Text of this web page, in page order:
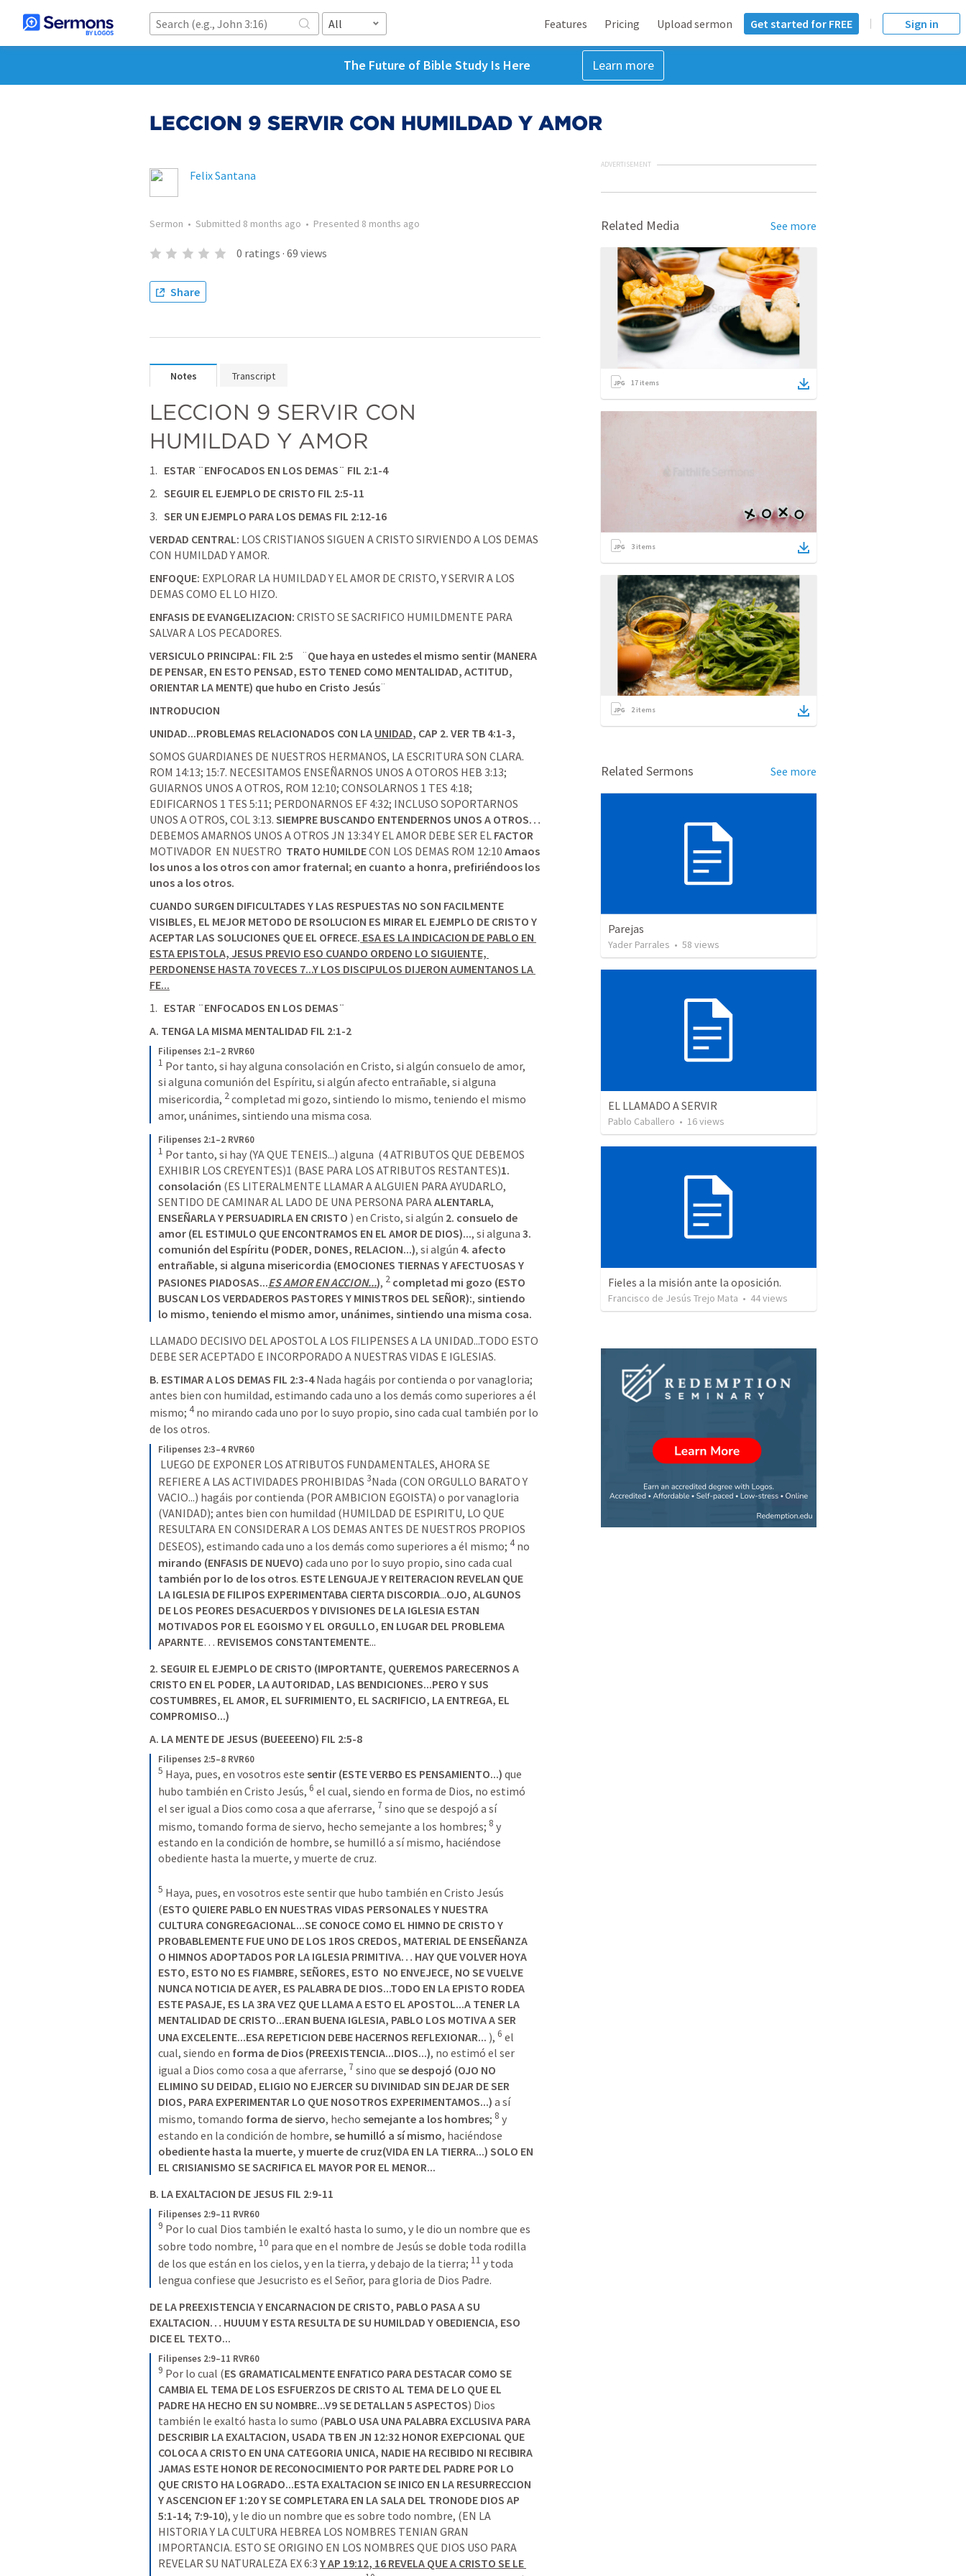
All Features Pricing Upload sermon Get started for FREE Sign in
The Future of Bible Study Is Here Learn more
LECCION 9 SERVIR CON HUMILDAD Y AMOR
Felix Santana
Sermon • Submitted 8 months ago • Presented 8 months ago
0 ratings · 69 views
Share
Notes Transcript
LECCION 9 SERVIR CON
HUMILDAD Y AMOR
ESTAR ¨ENFOCADOS EN LOS DEMAS¨ FIL 2:1-4
SEGUIR EL EJEMPLO DE CRISTO FIL 2:5-11
SER UN EJEMPLO PARA LOS DEMAS FIL 2:12-16
VERDAD CENTRAL: LOS CRISTIANOS SIGUEN A CRISTO SIRVIENDO A LOS DEMAS
CON HUMILDAD Y AMOR.
ENFOQUE: EXPLORAR LA HUMILDAD Y EL AMOR DE CRISTO, Y SERVIR A LOS
DEMAS COMO EL LO HIZO.
ENFASIS DE EVANGELIZACION: CRISTO SE SACRIFICO HUMILDMENTE PARA
SALVAR A LOS PECADORES.
VERSICULO PRINCIPAL: FIL 2:5 ¨Que haya en ustedes el mismo sentir (MANERA
DE PENSAR, EN ESTO PENSAD, ESTO TENED COMO MENTALIDAD, ACTITUD,
ORIENTAR LA MENTE) que hubo en Cristo Jesús¨
INTRODUCION
UNIDAD...PROBLEMAS RELACIONADOS CON LA UNIDAD, CAP 2. VER TB 4:1-3,
ROM 14:13; 15:7. NECESITAMOS ENSEÑARNOS UNOS A OTOROS HEB 3:13;
GUIARNOS UNOS A OTROS, ROM 12:10; CONSOLARNOS 1 TES 4:18;
EDIFICARNOS 1 TES 5:11; PERDONARNOS EF 4:32; INCLUSO SOPORTARNOS
UNOS A OTROS, COL 3:13.
DEBEMOS AMARNOS UNOS A OTROS JN 13:34 Y EL AMOR DEBE SER EL FACTOR
MOTIVADOR  EN NUESTRO TRATO HUMILDE CON LOS DEMAS ROM 12:10 Amaos
los unos a los otros con amor fraternal; en cuanto a honra, prefiriéndoos los
unos a los otros.
CUANDO SURGEN DIFICULTADES Y LAS RESPUESTAS NO SON FACILMENTE
VISIBLES, EL MEJOR METODO DE RSOLUCION ES MIRAR EL EJEMPLO DE CRISTO Y
ACEPTAR LAS SOLUCIONES QUE EL OFRECE. ESA ES LA INDICACION DE PABLO EN
ESTA EPISTOLA, JESUS PREVIO ESO CUANDO ORDENO LO SIGUIENTE,
PERDONENSE HASTA 70 VECES 7...Y LOS DISCIPULOS DIJERON AUMENTANOS LA
FE...
ESTAR ¨ENFOCADOS EN LOS DEMAS¨
A. TENGA LA MISMA MENTALIDAD FIL 2:1-2
Filipenses 2:1–2 RVR60
1 Por tanto, si hay alguna consolación en Cristo, si algún consuelo de amor,
si alguna comunión del Espíritu, si algún afecto entrañable, si alguna
misericordia, 2 completad mi gozo, sintiendo lo mismo, teniendo el mismo
amor, unánimes, sintiendo una misma cosa.
Filipenses 2:1–2 RVR60
1 Por tanto, si hay (YA QUE TENEIS...) alguna  (4 ATRIBUTOS QUE DEBEMOS
EXHIBIR LOS CREYENTES)1 (BASE PARA LOS ATRIBUTOS RESTANTES)1.
consolación (ES LITERALMENTE LLAMAR A ALGUIEN PARA AYUDARLO,
SENTIDO DE CAMINAR AL LADO DE UNA PERSONA PARA ALENTARLA,
ENSEÑARLA Y PERSUADIRLA EN CRISTO ) en Cristo, si algún 2. consuelo de
amor (EL ESTIMULO QUE ENCONTRAMOS EN EL AMOR DE DIOS)..., si alguna 3.
comunión del Espíritu (PODER, DONES, RELACION...), si algún 4. afecto
entrañable, si alguna misericordia (EMOCIONES TIERNAS Y AFECTUOSAS Y
PASIONES PIADOSAS...ES AMOR EN ACCION...), 2 completad mi gozo (ESTO
BUSCAN LOS VERDADEROS PASTORES Y MINISTROS DEL SEÑOR):, sintiendo
lo mismo, teniendo el mismo amor, unánimes, sintiendo una misma cosa.
LLAMADO DECISIVO DEL APOSTOL A LOS FILIPENSES A LA UNIDAD...TODO ESTO
DEBE SER ACEPTADO E INCORPORADO A NUESTRAS VIDAS E IGLESIAS.
B. ESTIMAR A LOS DEMAS FIL 2:3-4 Nada hagáis por contienda o por vanagloria;
antes bien con humildad, estimando cada uno a los demás como superiores a él
mismo; 4 no mirando cada uno por lo suyo propio, sino cada cual también por lo
de los otros.
Filipenses 2:3–4 RVR60
LUEGO DE EXPONER LOS ATRIBUTOS FUNDAMENTALES, AHORA SE
REFIERE A LAS ACTIVIDADES PROHIBIDAS 3Nada (CON ORGULLO BARATO Y
VACIO...) hagáis por contienda (POR AMBICION EGOISTA) o por vanagloria
(VANIDAD); antes bien con humildad (HUMILDAD DE ESPIRITU, LO QUE
RESULTARA EN CONSIDERAR A LOS DEMAS ANTES DE NUESTROS PROPIOS
DESEOS), estimando cada uno a los demás como superiores a él mismo; 4
mirando (ENFASIS DE NUEVO)
también por lo de los otros. ESTE LENGUAJE Y REITERACION REVELAN QUE
LA IGLESIA DE FILIPOS EXPERIMENTABA CIERTA DISCORDIA...OJO, ALGUNOS
DE LOS PEORES DESACUERDOS Y DIVISIONES DE LA IGLESIA ESTAN
MOTIVADOS POR EL EGOISMO Y EL ORGULLO, EN LUGAR DEL PROBLEMA
APARNTE… REVISEMOS CONSTANTEMENTE...
2. SEGUIR EL EJEMPLO DE CRISTO (IMPORTANTE, QUEREMOS PARECERNOS A
CRISTO EN EL PODER, LA AUTORIDAD, LAS BENDICIONES...PERO Y SUS
COSTUMBRES, EL AMOR, EL SUFRIMIENTO, EL SACRIFICIO, LA ENTREGA, EL
COMPROMISO...)
A. LA MENTE DE JESUS (BUEEEENO) FIL 2:5-8
Filipenses 2:5–8 RVR60
5 Haya, pues, en vosotros este sentir (ESTE VERBO ES PENSAMIENTO...) que
hubo también en Cristo Jesús, 6 el cual, siendo en forma de Dios, no estimó
el ser igual a Dios como cosa a que aferrarse, 7 sino que se despojó a sí
mismo, tomando forma de siervo, hecho semejante a los hombres; 8 y
estando en la condición de hombre, se humilló a sí mismo, haciéndose
5 Haya, pues, en vosotros este sentir que hubo también en Cristo Jesús
(ESTO QUIERE PABLO EN NUESTRAS VIDAS PERSONALES Y NUESTRA
CULTURA CONGREGACIONAL...SE CONOCE COMO EL HIMNO DE CRISTO Y
PROBABLEMENTE FUE UNO DE LOS 1ROS CREDOS, MATERIAL DE ENSEÑANZA
O HIMNOS ADOPTADOS POR LA IGLESIA PRIMITIVA… HAY QUE VOLVER HOYA
ESTO, ESTO NO ES FIAMBRE, SEÑORES, ESTO  NO ENVEJECE, NO SE VUELVE
NUNCA NOTICIA DE AYER, ES PALABRA DE DIOS...TODO EN LA EPISTO RODEA
ESTE PASAJE, ES LA 3RA VEZ QUE LLAMA A ESTO EL APOSTOL...A TENER LA
MENTALIDAD DE CRISTO...ERAN BUENA IGLESIA, PABLO LOS MOTIVA A SER
UNA EXCELENTE...ESA REPETICION DEBE HACERNOS REFLEXIONAR... ), 6 el
cual, siendo en forma de Dios (PREEXISTENCIA...DIOS...), no estimó el ser
igual a Dios como cosa a que aferrarse, 7 sino que se despojó (OJO NO
ELIMINO SU DEIDAD, ELIGIO NO EJERCER SU DIVINIDAD SIN DEJAR DE SER
DIOS, PARA EXPERIMENTAR LO QUE NOSOTROS EXPERIMENTAMOS...) a sí
mismo, tomando forma de siervo, hecho semejante a los hombres; 8 y
estando en la condición de hombre, se humilló a sí mismo
obediente hasta la muerte, y muerte de cruz(VIDA EN LA TIERRA...) SOLO EN
EL CRISIANISMO SE SACRIFICA EL MAYOR POR EL MENOR...
B. LA EXALTACION DE JESUS FIL 2:9-11
Filipenses 2:9–11 RVR60
9 Por lo cual Dios también le exaltó hasta lo sumo, y le dio un nombre que es
sobre todo nombre, 10 para que en el nombre de Jesús se doble toda rodilla
de los que están en los cielos, y en la tierra, y debajo de la tierra; 11 y toda
lengua confiese que Jesucristo es el Señor, para gloria de Dios Padre.
DE LA PREEXISTENCIA Y ENCARNACION DE CRISTO, PABLO PASA A SU
EXALTACION… HUUUM Y ESTA RESULTA DE SU HUMILDAD Y OBEDIENCIA, ESO
DICE EL TEXTO...
Filipenses 2:9–11 RVR60
9 Por lo cual (ES GRAMATICALMENTE ENFATICO PARA DESTACAR COMO SE
CAMBIA EL TEMA DE LOS ESFUERZOS DE CRISTO AL TEMA DE LO QUE EL
PADRE HA HECHO EN SU NOMBRE...V9 SE DETALLAN 5 ASPECTOS) Dios
también le exaltó hasta lo sumo (PABLO USA UNA PALABRA EXCLUSIVA PARA
DESCRIBIR LA EXALTACION, USADA TB EN JN 12:32 HONOR EXEPCIONAL QUE
COLOCA A CRISTO EN UNA CATEGORIA UNICA, NADIE HA RECIBIDO NI RECIBIRA
JAMAS ESTE HONOR DE RECONOCIMIENTO POR PARTE DEL PADRE POR LO
QUE CRISTO HA LOGRADO...ESTA EXALTACION SE INICO EN LA RESURRECCION
Y ASCENCION EF 1:20 Y SE COMPLETARA EN LA SALA DEL TRONODE DIOS AP
5:1-14; 7:9-10), y le dio un nombre que es sobre todo nombre, (EN LA
HISTORIA Y LA CULTURA HEBREA LOS NOMBRES TENIAN GRAN
IMPORTANCIA. ESTO SE ORIGINO EN LOS NOMBRES QUE DIOS USO PARA
REVELAR SU NATURALEZA EX 6:3 Y AP 19:12, 16 REVELA QUE A CRISTO SE LE
ADVERTISEMENT
Related Media See more
17 items
3 items
2items
Related Sermons See more
Parejas
Yader Parrales • 58 views
EL LLAMADO A SERVIR
Pablo Caballero • 16views
Fieles a la misión ante la oposición.
Francisco de Jesús Trejo Mata • 44views